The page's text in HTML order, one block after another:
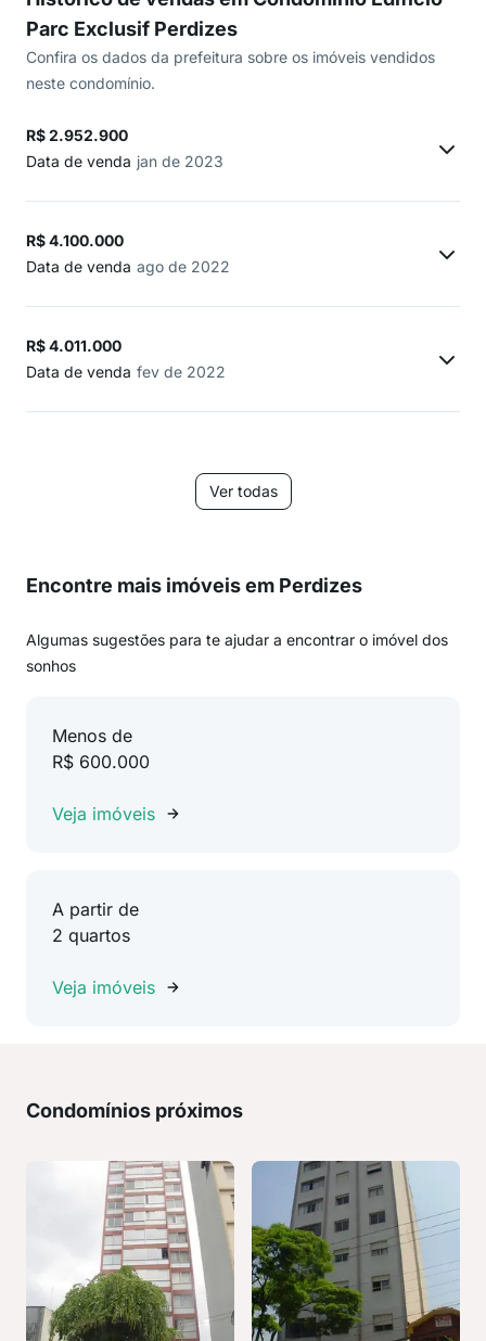
Parc Exclusif Perdizes
Confira os dados da prefeitura sobre os imóveis vendidos
neste condomínio.
R$ 2.952.900
Data de venda jan de 2023
R$ 4.100.000
Data de venda ago de 2022
R$ 4.011.000
Data de venda fev de 2022
Ver todas
Encontre mais imóveis em Perdizes
Algumas sugestões para te ajudar a encontrar o imóvel dos
sonhos
Menos de
R$ 600.000
Veja imóveis
A partir de
2 quartos
Veja imóveis
Condomínios próximos